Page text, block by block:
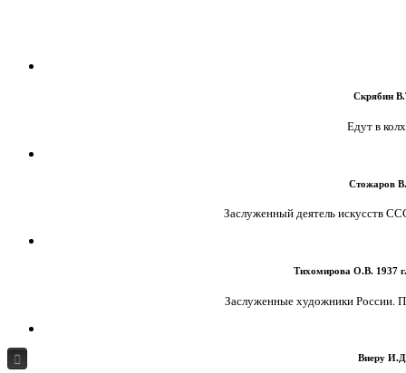
Скрябин
Едут в
Стожаров
Заслуженный деятель искусств
Тихомирова О.В. 1937
Заслуженные художники России.
Виеру